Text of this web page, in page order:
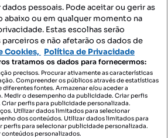
pessoais. Pode aceitar ou gerir as
abaixo ou em qualquer momento na
Estas escolhas serão
parceiros e não afetarão os dados de
Cookies, Política de Privacidade
tratamos os dados para fornecermos:
precisos. Procurar ativamente as características
Compreender os públicos através de estatísticas
fontes. Armazenar e/ou aceder a
Medir o desempenho da publicidade. Criar perfis
perfis para publicidade personalizada.
Utilizar dados limitados para selecionar
dos conteúdos. Utilizar dados limitados para
perfis para selecionar publicidade personalizada.
personalizados.